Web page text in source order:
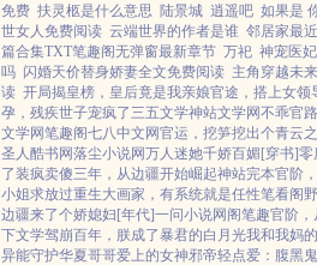
免费 扶灵柩是什么意思 陆景城 逍遥吧 如果是
世女人免费阅读 云端世界的作者是谁 邻居家最
篇合集TXT笔趣阁无弹窗最新章节 万祀 神宠医
吗 闪婚天价替身娇妻全文免费阅读 主角穿越未
读 开局揭皇榜，皇后竟是我亲娘官途，搭上女领
孕，残疾世子宠疯了 三五文学神站文学网不乖官
文学网笔趣阁七八中文网官运，挖笋挖出个青云之
圣人酷书网落尘小说网万人迷她千娇百媚[穿书]零
了装疯卖傻三年，从边疆开始崛起神站完本官阶
小姐求放过重生大画家，有系统就是任性笔看阁
边疆来了个娇媳妇[年代]一问小说网 阁笔趣官阶，
下文学驾崩百年，朕成了暴君的白月光我和我妈
异能守护华夏哥哥爱上的女神邪帝轻点爱：腹黑